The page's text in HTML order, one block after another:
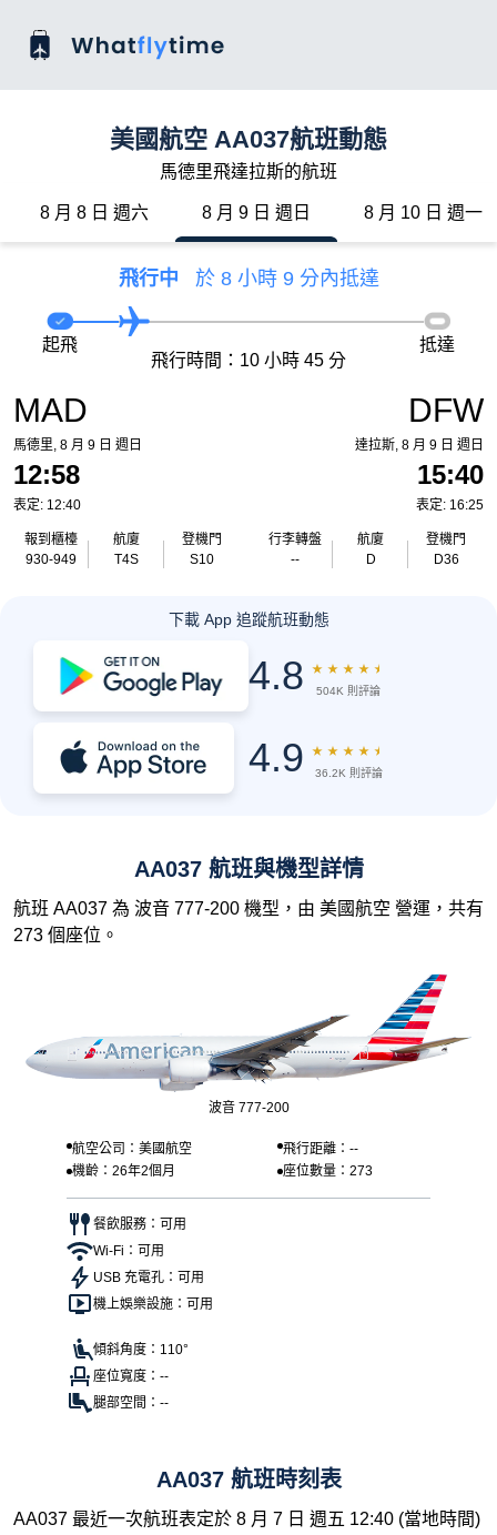
美國航空 AA037航班動態
馬德里飛達拉斯的航班
8 月 8 日 週六 8 月 9 日 週日 8 月 10 日 週一
飛行中 於 8 小時 9 分內抵達
MAD
馬德里, 8 月 9 日 週日
12:58
表定: 12:40
報到櫃檯
930-949
航廈
T4S
登機門
S10
起飛
飛行時間：10 小時 45 分
抵達
DFW
達拉斯, 8 月 9 日 週日
15:40
表定: 16:25
行李轉盤
--
航廈
D
登機門
D36
下載 App 追蹤航班動態
4.8 ★ ★ ★ ★ ★
504K 則評論
4.9 ★ ★ ★ ★ ★
36.2K 則評論
AA037 航班與機型詳情
航班 AA037 為 波音 777-200 機型，由 美國航空 營運，共有
273 個座位。
波音 777-200
航空公司：美國航空
飛行距離：--
機齡：26年2個月
座位數量：273
餐飲服務：可用
Wi-Fi：可用
USB 充電孔：可用
機上娛樂設施：可用
傾斜角度：110°
座位寬度：--
腿部空間：--
AA037 航班時刻表
AA037 最近一次航班表定於 8 月 7 日 週五 12:40 (當地時間)